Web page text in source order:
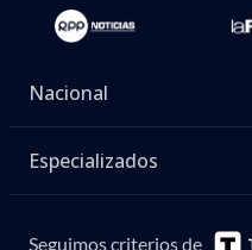
Nacional
Especializados
Seguimos criterios de